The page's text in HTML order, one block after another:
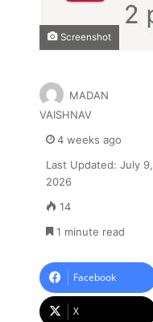
Screenshot
MADAN
VAISHNAV
4 weeks ago
Last Updated: July 9,
2026
14
1 minute read
Facebook
X